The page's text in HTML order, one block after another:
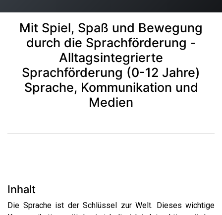
Mit Spiel, Spaß und Bewegung
durch die Sprachförderung -
Alltagsintegrierte
Sprachförderung (0-12 Jahre)
Sprache, Kommunikation und
Medien
Inhalt
Die Sprache ist der Schlüssel zur Welt. Dieses wichtige